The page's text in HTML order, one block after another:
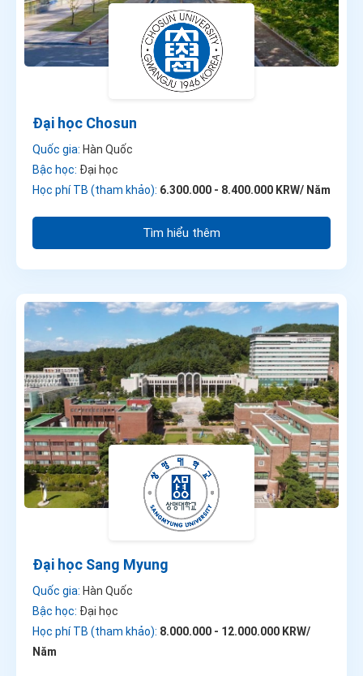
Đại học Chosun
Quốc gia: Hàn Quốc
Bậc học: Đại học
Học phí TB (tham khảo): 6.300.000 - 8.400.000 KRW/ Năm
Tìm hiểu thêm
Đại học Sang Myung
Quốc gia: Hàn Quốc
Bậc học: Đại học
Học phí TB (tham khảo): 8.000.000 - 12.000.000 KRW/
Năm